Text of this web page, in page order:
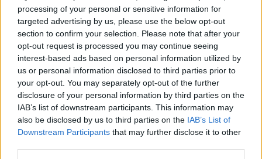
processing of your personal or sensitive information for
targeted advertising by us, please use the below opt-out
section to confirm your selection. Please note that after your
opt-out request is processed you may continue seeing
interest-based ads based on personal information utilized by
us or personal information disclosed to third parties prior to
your opt-out. You may separately opt-out of the further
disclosure of your personal information by third parties on the
IAB’s list of downstream participants. This information may
also be disclosed by us to third parties on the IAB’s List of
Downstream Participants that may further disclose it to other
KAPCSOLÓDÓ CIKKEK TÖBB A SZERZŐTŐL
Elektromos
autó
Dánia utolérte Norvégiát: már náluk is
szinte csak elektromos autót vesznek
az emberek
Akkumulátor
150 milliárd eurót bukhat Európa, ha
nem szabadul a kínai akkumulátoroktól
2,4 millió eurós programba kezdtek a